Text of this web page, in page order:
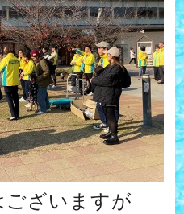
ございますが